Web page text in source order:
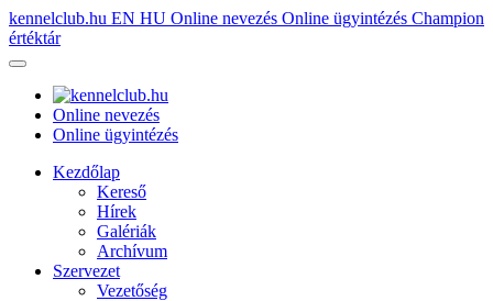
kennelclub.hu EN HU Online nevezés Online ügyintézés Champion
értéktár
Online nevezés
Online ügyintézés
Kezdőlap
Kereső
Hírek
Galériák
Archívum
Szervezet
Vezetőség